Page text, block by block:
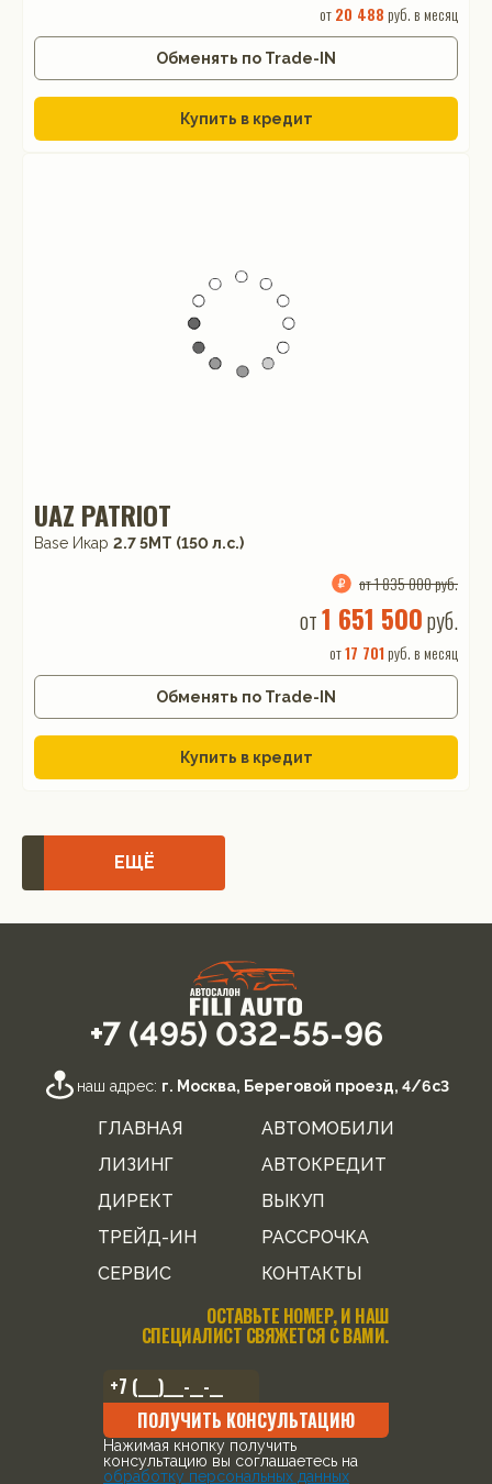
от20 488 руб. в месяц
Обменять по Trade-IN
Купить в кредит
UAZ PATRIOT
Base Икар 2.7 5МТ (150 л.с.)
от 1 835 000 руб.
от1 651 500руб.
от17 701 руб. в месяц
Обменять по Trade-IN
Купить в кредит
ЕЩЁ
+7 (495) 032-55-96
наш адрес: г. Москва, Береговой проезд, 4/6с3
ГЛАВНАЯ
АВТОМОБИЛИ
ЛИЗИНГ
АВТОКРЕДИТ
ДИРЕКТ
ВЫКУП
ТРЕЙД-ИН
РАССРОЧКА
СЕРВИС
КОНТАКТЫ
ОСТАВЬТЕ НОМЕР, И НАШ
СПЕЦИАЛИСТ СВЯЖЕТСЯ С ВАМИ.
ПОЛУЧИТЬ КОНСУЛЬТАЦИЮ
Нажимая кнопку получить
консультацию вы соглашаетесь на
обработку персональных данных